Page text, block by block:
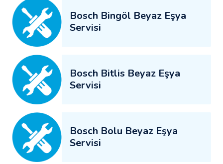
Bosch Bingöl Beyaz Eşya
Servisi
Bosch Bitlis Beyaz Eşya
Servisi
Bosch Bolu Beyaz Eşya
Servisi